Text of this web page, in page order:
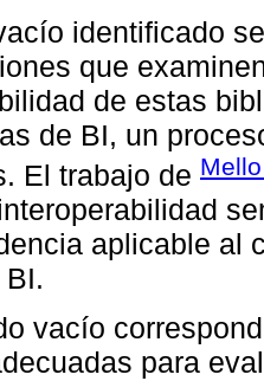
identificado
que
de estas
de BI, un
El trabajo de
aplicable al
vacío
para